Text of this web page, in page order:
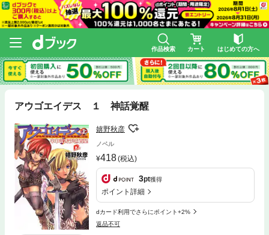
作品検索 カート はじめての方へ
アウゴエイデス １ 神話覚醒
嬉野秋彦
ノベル
418(税込)
3pt獲得
ポイント詳細
dカード利用でさらにポイント+2%
返品不可